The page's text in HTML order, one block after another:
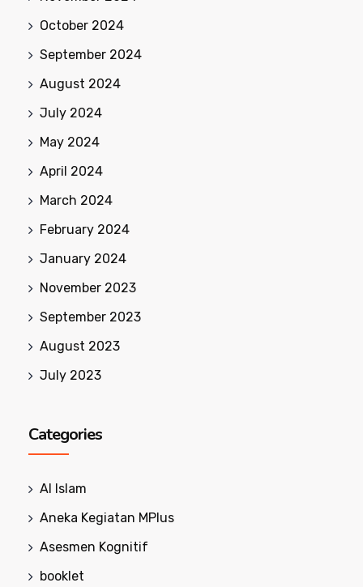
October 2024
September 2024
August 2024
July 2024
May 2024
April 2024
March 2024
February 2024
January 2024
November 2023
September 2023
August 2023
July 2023
Categories
Al Islam
Aneka Kegiatan MPlus
Asesmen Kognitif
booklet